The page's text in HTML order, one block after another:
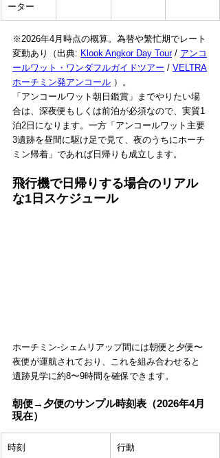
ーター
※2026年4月時点の概算。為替や繁忙期でレート
変動あり（出典: Klook Angkor Day Tour / アンコ
ールワット・ワンダフルガイドツアー / VELTRA
ホーチミン発アンコール ）。
「アンコールワット朝日鑑賞」までやりたい場
合は、深夜便もしくは前泊が必須なので、実質1
泊2日になります。一方「アンコールワット主要
3遺跡を昼間に駆け足で見て、夜のうちにホーチ
ミン帰着」であれば日帰りも成立します。
飛行機で日帰りする場合のリアル
な1日スケジュール
ホーチミン-シェムリアップ間には朝便と夕便〜
夜便が運航されており、これを組み合わせると
遺跡見学に約8〜9時間を確保できます。
朝便→夕便のサンプル時刻表（2026年4月
現在）
時刻 行動